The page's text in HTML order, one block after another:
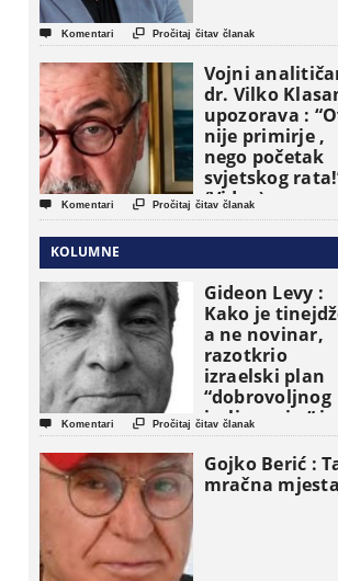
 Komentari  Pročitaj čitav članak
Vojni
dr. Vilko
upozorava :
nije primirje ,
nego početak
svjetskog
(Video)
 Komentari  Pročitaj čitav članak
KOLUMNE
Gideon Levy :
Kako je
a ne novinar,
razotkrio
izraelski plan
“dobrovoljnog
iseljavanja ” iz
Gaze
 Komentari  Pročitaj čitav članak
Gojko Berić :
mračna mjesta